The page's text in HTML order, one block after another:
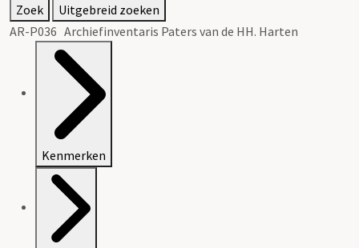
Zoek
Uitgebreid zoeken
AR-P036 Archiefinventaris Paters van de HH. Harten
Kenmerken